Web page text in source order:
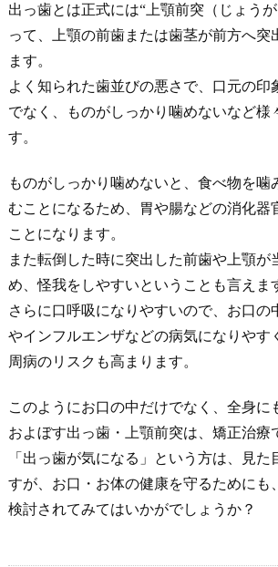
出っ歯とは正式には“上顎前突（じょう
って、上顎の前歯または歯茎が前方へ突
ます。
よく知られた歯並びの悪さで、口元の印
でなく、ものがしっかり噛めないなど様
す。
ものがしっかり噛めないと、食べ物を噛
むことになるため、胃や腸などの消化器
ことになります。
また転倒した時に突出した前歯や上顎が
め、怪我をしやすいということも言えま
さらに口呼吸になりやすいので、お口の
やインフルエンザなどの病気になりやす
周病のリスクも高まります。
このようにお口の中だけでなく、全身に
およぼす出っ歯・上顎前突は、矯正治療
「出っ歯が気になる」という方は、見
すが、お口・お体の健康を守るためにも
検討されてみてはいかがでしょうか？